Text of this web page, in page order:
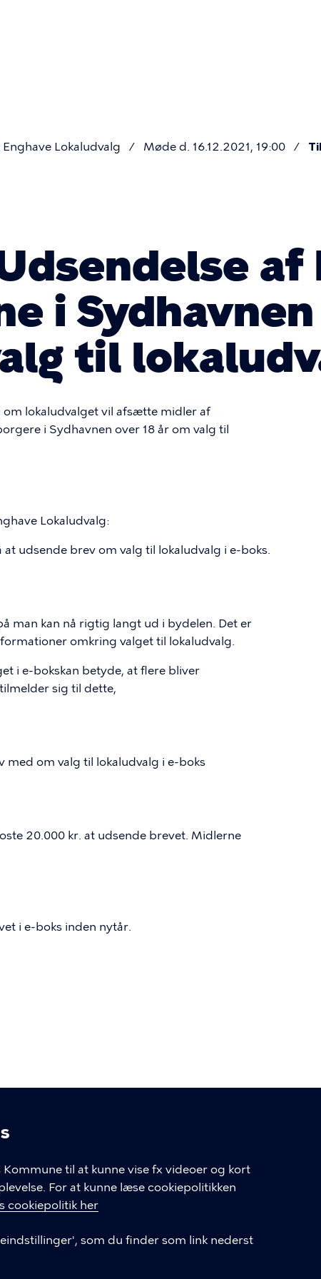
til at kunne vise fx videoer og kort
For at kunne læse cookiepolitikken
cookiepolitik her
som du finder som link nederst
Lokaludvalg Møde d. 16.12.2021, 19:00
af
i
til
om lokaludvalget vil afsætte midler af
i Sydhavnen over 18 år om valg til
Lokaludvalg:
udsende brev om valg til lokaludvalg i e-boks.
man kan nå rigtig langt ud i bydelen. Det er
omkring valget til lokaludvalg.
i e-bokskan betyde, at flere bliver
sig til dette,
med om valg til lokaludvalg i e-boks
20.000 kr. at udsende brevet. Midlerne
i e-boks inden nytår.
GENVEJE
Hvis du vil klage